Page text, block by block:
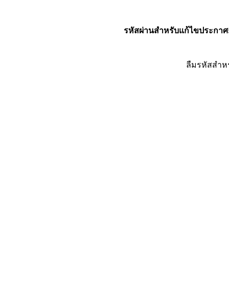
รหัสผ่านสำหรับแก้ไขประกาศ
ลืมรหัสสำ